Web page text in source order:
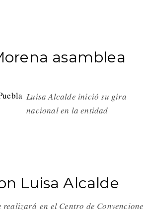
asamblea
Luisa Alcalde inició su gira
nacional en la entidad
Luisa Alcalde
realizará en el Centro de